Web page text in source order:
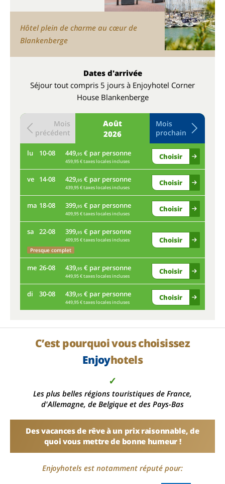
Hôtel plein de charme au cœur de
Blankenberge
Dates d'arrivée
Séjour tout compris 5 jours à Enjoyhotel Corner
House Blankenberge
Août
2026
Mois
précédent
Mois
prochain
lu 10-08 449,95 € par personne
459,95 € taxes locales incluses
Choisir
ve 14-08 429,95 € par personne
439,95 € taxes locales incluses
Choisir
ma 18-08 399,95 € par personne
409,95 € taxes locales incluses
Choisir
sa 22-08 399,95 € par personne
409,95 € taxes locales incluses
Presque complet
Choisir
me 26-08 439,95 € par personne
449,95 € taxes locales incluses
Choisir
di 30-08 439,95 € par personne
449,95 € taxes locales incluses
Choisir
C’est pourquoi vous choisissez
Enjoyhotels
✓
Les plus belles régions touristiques de France,
d'Allemagne, de Belgique et des Pays-Bas
Des vacances de rêve à un prix raisonnable, de
quoi vous mettre de bonne humeur !
Enjoyhotels est notamment réputé pour: